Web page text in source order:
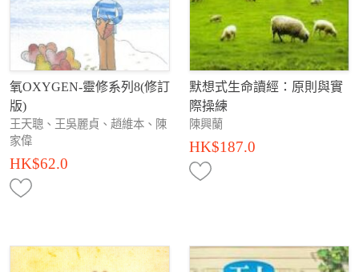
氧OXYGEN-靈修系列8(修訂
版)
王天聰、王吳麗貞、趙維本、陳
家偉
HK$62.0
默想式生命讀經：原則與實
際操練
陳興蘭
HK$187.0